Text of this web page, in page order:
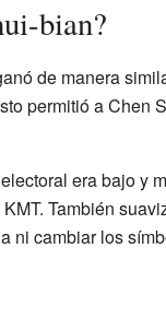
bian?
de manera
permitió a Chen
era bajo y
También
ni cambiar los